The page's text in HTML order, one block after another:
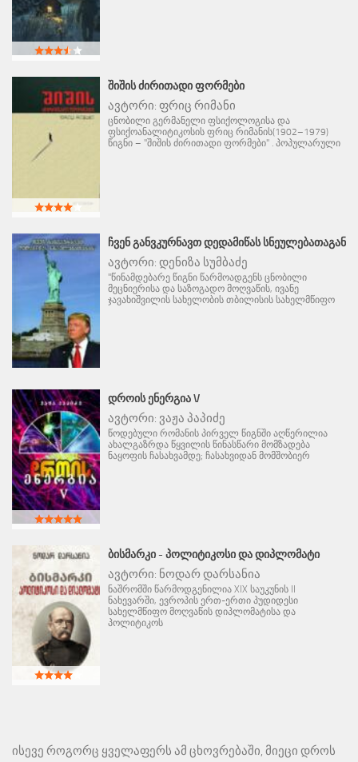
ᲨᲘᲨᲘᲡ ᲫᲘᲠᲘᲗᲐᲓᲘ ᲤᲝᲠᲛᲔᲑᲘ
ავტორი: ფრიც რიმანი
ცნობილი გერმანელი ფსიქოლოგისა და
ფსიქოანალიტიკოსის ფრიც რიმანის(1902–1979)
წიგნი – "შიშის ძირითადი ფორმები" . პოპულარული
ᲩᲕᲔᲜ ᲒᲐᲜᲕᲙᲣᲠᲜᲐᲕᲗ ᲓᲔᲓᲐᲛᲘᲬᲐᲡ ᲡᲜᲔᲣᲚᲔᲑᲐᲗᲐᲒᲐᲜ
ავტორი: დენიზა სუმბაძე
"წინამდებარე წიგნი წარმოადგენს ცნობილი
მეცნიერისა და საზოგადო მოღვაწის, ივანე
ჯავახიშვილის სახელობის თბილისის სახელმწიფო
ᲓᲠᲝᲘᲡ ᲔᲜᲔᲠᲒᲘᲐ V
ავტორი: ვაჟა პაპიძე
წოდებული რომანის პირველ წიგნში აღწერილია
ახალგაზრდა წყვილის წინასწარი მომზადება
ნაყოფის ჩასახვამდე; ჩასახვიდან მომშობიერ
ᲑᲘᲡᲛᲐᲠᲙᲘ - ᲞᲝᲚᲘᲢᲘᲙᲝᲡᲘ ᲓᲐ ᲓᲘᲞᲚᲝᲛᲐᲢᲘ
ავტორი: ნოდარ დარსანია
ნაშრომში წარმოდგენილია XIX საუკუნის II
ნახევარში, ევროპის ერთ-ერთი პუდიდესი
სახელმწიფო მოღვაწის დიპლომატისა და
პოლიტიკოს
ისევე როგორც ყველაფერს ამ ცხოვრებაში, მიეცი დროს